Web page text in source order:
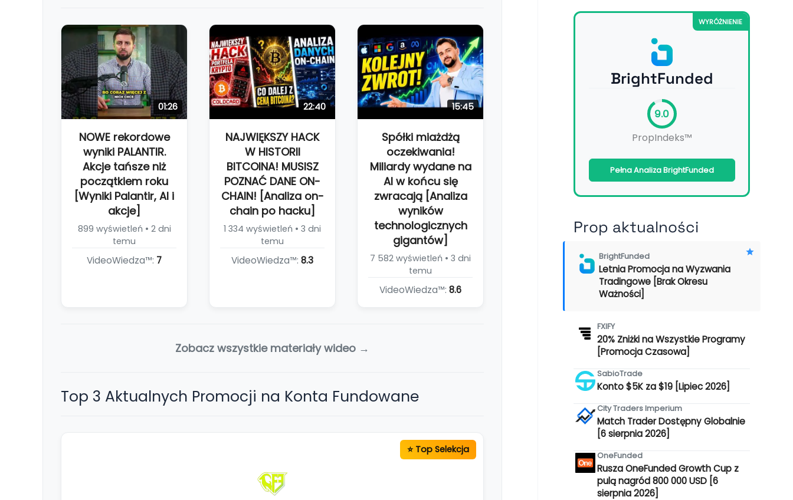
01:26
NOWE rekordowe
wyniki PALANTIR.
Akcje tańsze niż
początkiem roku
[Wyniki Palantir, AI i
akcje]
899 wyświetleń • 2 dni
temu
VideoWiedza™: 7
22:40
NAJWIĘKSZY HACK
W HISTORII
BITCOINA! MUSISZ
POZNAĆ DANE ON-
CHAIN! [Analiza on-
chain po hacku]
1 334 wyświetleń • 3 dni
temu
VideoWiedza™: 8.3
15:45
Spółki miażdżą
oczekiwania!
Miliardy wydane na
AI w końcu się
zwracają [Analiza
wyników
technologicznych
gigantów]
7 582 wyświetleń • 3 dni
temu
VideoWiedza™: 8.6
Zobacz wszystkie materiały wideo →
Top 3 Aktualnych Promocji na Konta Fundowane
WYRÓŻNIENIE
BrightFunded
9.0
PropIndeks™
Pełna Analiza BrightFunded
Prop aktualności
BrightFunded
Letnia Promocja na Wyzwania
Tradingowe [Brak Okresu
Ważności]
FXIFY
20% Zniżki na Wszystkie Programy
[Promocja Czasowa]
SabioTrade
Konto $5K za $19 [Lipiec 2026]
City Traders Imperium
Match Trader Dostępny Globalnie
[6 sierpnia 2026]
OneFunded
Rusza OneFunded Growth Cup z
pulą nagród 800 000 USD [6
sierpnia 2026]